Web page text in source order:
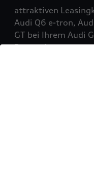
attraktiven
Audi Q6 e-tron,
GT bei Ihrem Audi
Partner!